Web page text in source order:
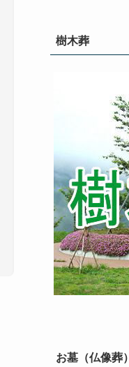
樹木葬
お墓（仏像葬）